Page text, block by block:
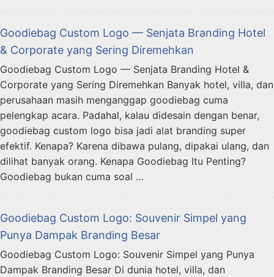
Goodiebag Custom Logo — Senjata Branding Hotel
& Corporate yang Sering Diremehkan
Goodiebag Custom Logo — Senjata Branding Hotel &
Corporate yang Sering Diremehkan Banyak hotel, villa, dan
perusahaan masih menganggap goodiebag cuma
pelengkap acara. Padahal, kalau didesain dengan benar,
goodiebag custom logo bisa jadi alat branding super
efektif. Kenapa? Karena dibawa pulang, dipakai ulang, dan
dilihat banyak orang. Kenapa Goodiebag Itu Penting?
Goodiebag bukan cuma soal …
Goodiebag Custom Logo: Souvenir Simpel yang
Punya Dampak Branding Besar
Goodiebag Custom Logo: Souvenir Simpel yang Punya
Dampak Branding Besar Di dunia hotel, villa, dan